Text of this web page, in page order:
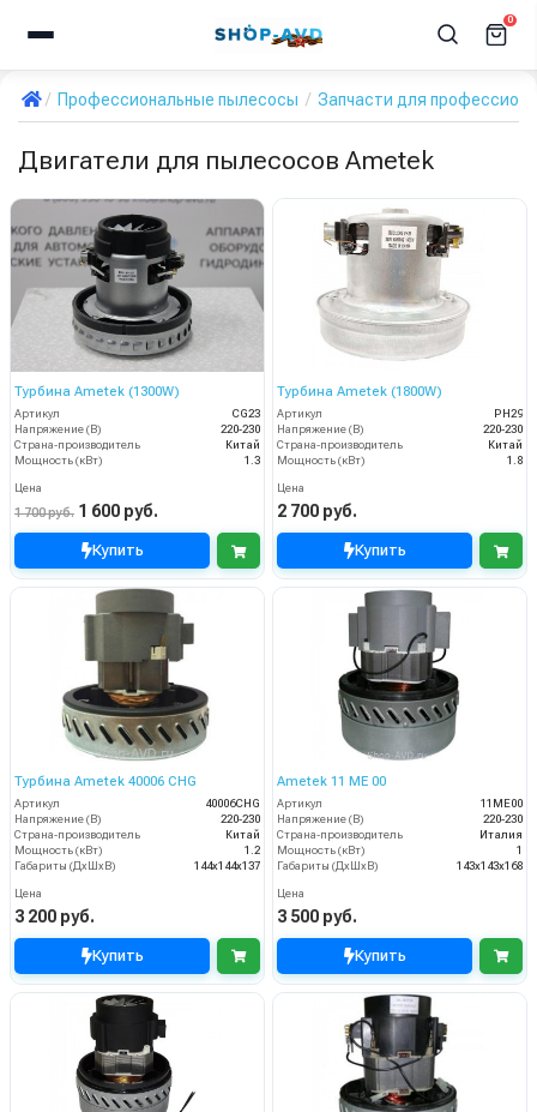
0
Профессиональные пылесосы Запчасти для
Двигатели для пылесосов Ametek
Турбина Ametek (1300W)
Артикул
CG23
Напряжение (В)
220-230
Страна-производитель
Китай
Мощность (кВт)
1.3
Цена
1 700 руб. 1 600 руб.
Купить
Турбина Ametek (1800W)
Артикул
PH29
Напряжение (В)
220-230
Страна-производитель
Китай
Мощность (кВт)
1.8
Цена
2 700 руб.
Купить
Турбина Ametek 40006 CHG
Артикул
40006CHG
Напряжение (В)
220-230
Страна-производитель
Китай
Мощность (кВт)
1.2
Габариты (ДхШхВ)
144х144х137
Цена
3 200 руб.
Купить
Ametek 11 ME 00
Артикул
11ME00
Напряжение (В)
220-230
Страна-производитель
Италия
Мощность (кВт)
1
Габариты (ДхШхВ)
143х143х168
Цена
3 500 руб.
Купить